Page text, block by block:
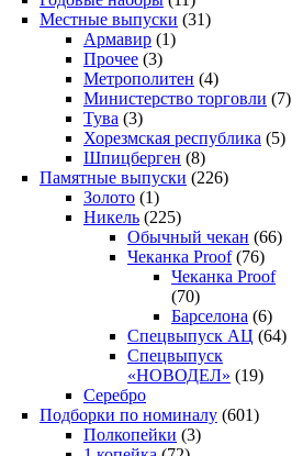
Местные выпуски (31)
Армавир (1)
Прочее (3)
Метрополитен (4)
Министерство торговли (7)
Тува (3)
Хорезмская республика (5)
Шпицберген (8)
Памятные выпуски (226)
Золото (1)
Никель (225)
Обычный чекан (66)
Чеканка Proof(76)
Чеканка Proof
(70)
Барселона (6)
Спецвыпуск АЦ (64)
Спецвыпуск
«НОВОДЕЛ» (19)
Серебро
Подборки по номиналу (601)
Полкопейки (3)